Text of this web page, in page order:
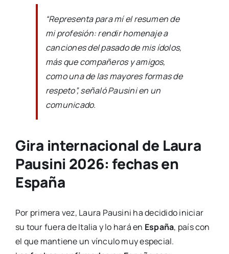
“Representa para mí el resumen de
mi profesión: rendir homenaje a
canciones del pasado de mis ídolos,
más que compañeros y amigos,
como una de las mayores formas de
respeto”, señaló Pausini en un
comunicado.
Gira internacional de Laura
Pausini 2026: fechas en
España
Por primera vez, Laura Pausini ha decidido iniciar
su tour fuera de Italia y lo hará en España, país con
el que mantiene un vínculo muy especial.